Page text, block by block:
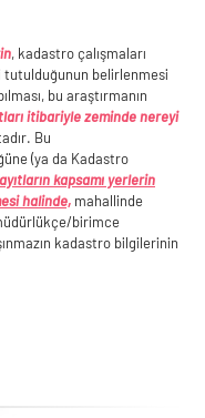
, kadastro çalışmaları
tutulduğunun belirlenmesi
bu araştırmanın
itibariylezeminde nereyi
Bu
(ya da Kadastro
kapsamı yerlerin
halinde, mahallinde
birimce
kadastro bilgilerinin